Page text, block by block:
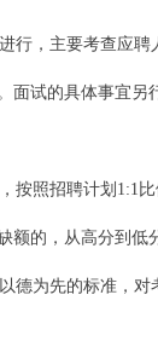
，主要考查应聘
面试的具体事宜另
照招聘计划1:1
额的，从高分到低
为先的标准，对